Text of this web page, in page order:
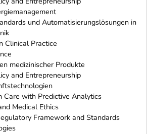
und Automatisierungslösungen in
Clinical Practice
medizinischer Produkte
and Entrepreneurship
Care with Predictive Analytics
Medical Ethics
Framework and Standards